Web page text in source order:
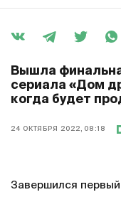
Вышла
сериала «Дом
когда будет
24 ОКТЯБРЯ 2022, 08:18
Завершился